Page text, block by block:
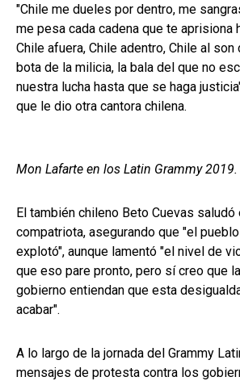
"Chile me dueles por dentro, me
me pesa cada cadena que te aprisiona
Chile afuera, Chile adentro, Chile al son
bota de la milicia, la bala del que no
nuestra lucha hasta que se haga
que le dio otra cantora chilena.
Mon Lafarte en los Latin Grammy 2019.
El también chileno Beto Cuevas
compatriota, asegurando que "el
explotó", aunque lamentó "el nivel de
que eso pare pronto, pero sí creo que
gobierno entiendan que esta
acabar".
A lo largo de la jornada del Grammy
mensajes de protesta contra los